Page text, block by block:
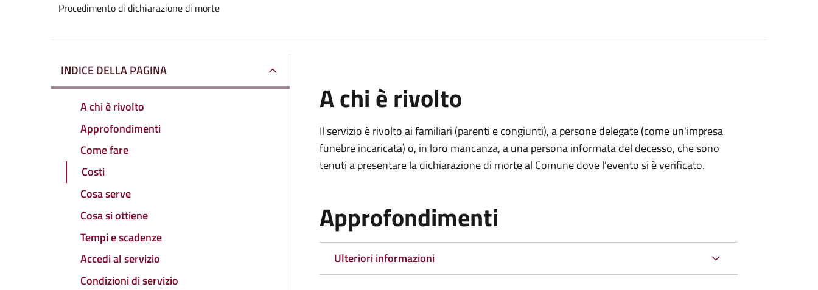
Procedimento di dichiarazione di morte
INDICE DELLA PAGINA
A chi è rivolto
Approfondimenti
Come fare
Costi
Cosa serve
Cosa si ottiene
Tempi e scadenze
Accedi al servizio
Condizioni di servizio
A chi è rivolto
Il servizio è rivolto ai familiari (parenti e congiunti), a persone delegate (come un'impresa
funebre incaricata) o, in loro mancanza, a una persona informata del decesso, che sono
tenuti a presentare la dichiarazione di morte al Comune dove l'evento si è verificato.
Approfondimenti
Ulteriori informazioni